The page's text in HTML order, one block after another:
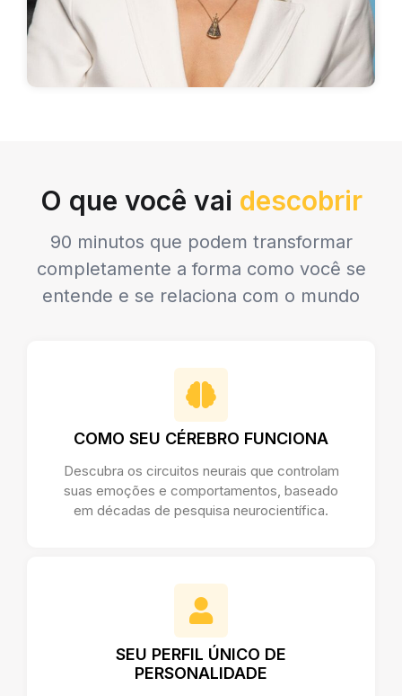
O que você vai descobrir
90 minutos que podem transformar
completamente a forma como você se
entende e se relaciona com o mundo
COMO SEU CÉREBRO FUNCIONA
Descubra os circuitos neurais que controlam
suas emoções e comportamentos, baseado
em décadas de pesquisa neurocientífica.
SEU PERFIL ÚNICO DE
PERSONALIDADE